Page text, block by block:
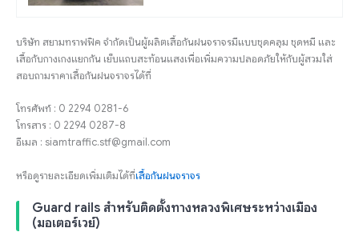
บริษัท สยามทราฟฟิค จำกัดเป็นผู้ผลิตเสื้อกันฝนจราจรมีแบบชุดคลุม ชุดหมี และ
เสื้อกับกางเกงแยกกัน เย็บแถบสะท้อนแสงเพื่อเพิ่มความปลอดภัยให้กับผู้สวมใส่
สอบถามราคาเสื้อกันฝนจราจรได้ที่
โทรศัพท์ : 0 2294 0281-6
โทรสาร : 0 2294 0287-8
อีเมล : siamtraffic.stf@gmail.com
หรือดูรายละเอียดเพิ่มเติมได้ที่เสื้อกันฝนจราจร
Guard rails สำหรับติดตั้งทางหลวงพิเศษระหว่างเมือง
(มอเตอร์เวย์)